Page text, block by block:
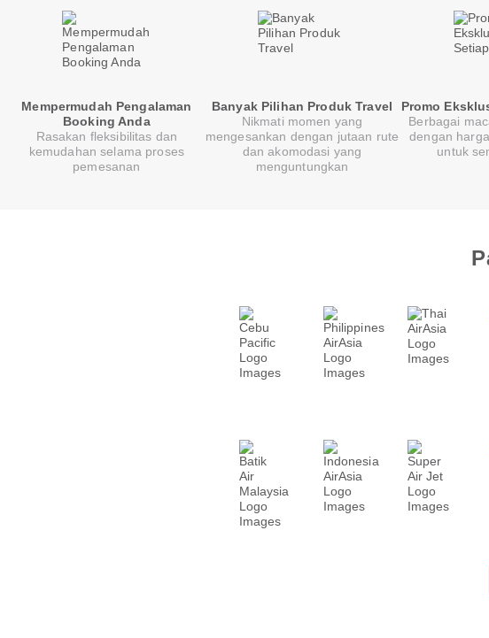
Mempermudah Pengalaman
Booking Anda
Rasakan fleksibilitas dan
kemudahan selama proses
pemesanan
Banyak Pilihan Produk Travel
Nikmati momen yang
mengesankan dengan jutaan rute
dan akomodasi yang
menguntungkan
Promo
Berbagai
dengan
untuk